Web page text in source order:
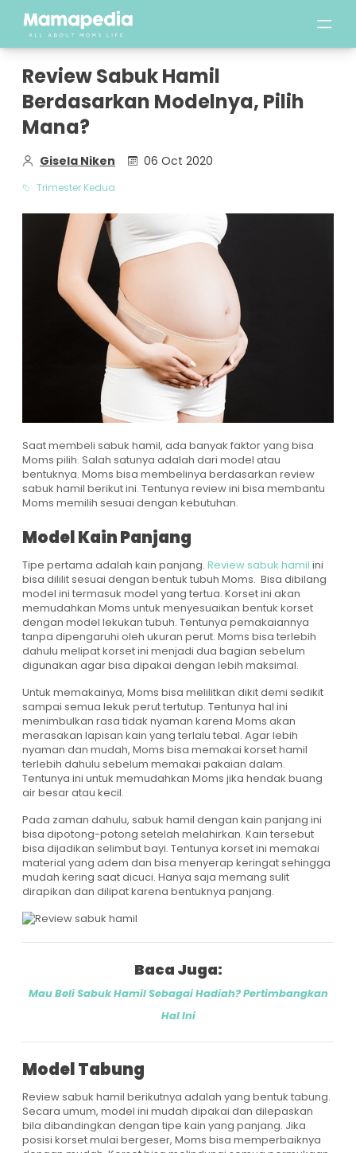
Review Sabuk Hamil
Berdasarkan Modelnya, Pilih
Mana?
Gisela Niken 06 Oct 2020
Trimester Kedua
Saat membeli sabuk hamil, ada banyak faktor yang bisa
Moms pilih. Salah satunya adalah dari model atau
bentuknya. Moms bisa membelinya berdasarkan review
sabuk hamil berikut ini. Tentunya review ini bisa membantu
Moms memilih sesuai dengan kebutuhan.
Model Kain Panjang
Tipe pertama adalah kain panjang. Review sabuk hamil ini
bisa dililit sesuai dengan bentuk tubuh Moms. Bisa dibilang
model ini termasuk model yang tertua. Korset ini akan
memudahkan Moms untuk menyesuaikan bentuk korset
dengan model lekukan tubuh. Tentunya pemakaiannya
tanpa dipengaruhi oleh ukuran perut. Moms bisa terlebih
dahulu melipat korset ini menjadi dua bagian sebelum
digunakan agar bisa dipakai dengan lebih maksimal.
Untuk memakainya, Moms bisa melilitkan dikit demi sedikit
sampai semua lekuk perut tertutup. Tentunya hal ini
menimbulkan rasa tidak nyaman karena Moms akan
merasakan lapisan kain yang terlalu tebal. Agar lebih
nyaman dan mudah, Moms bisa memakai korset hamil
terlebih dahulu sebelum memakai pakaian dalam.
Tentunya ini untuk memudahkan Moms jika hendak buang
air besar atau kecil.
Pada zaman dahulu, sabuk hamil dengan kain panjang ini
bisa dipotong-potong setelah melahirkan. Kain tersebut
bisa dijadikan selimbut bayi. Tentunya korset ini memakai
material yang adem dan bisa menyerap keringat sehingga
mudah kering saat dicuci. Hanya saja memang sulit
dirapikan dan dilipat karena bentuknya panjang.
Baca Juga:
Mau Beli Sabuk Hamil Sebagai Hadiah? Pertimbangkan
Hal Ini
Model Tabung
Review sabuk hamil berikutnya adalah yang bentuk tabung.
Secara umum, model ini mudah dipakai dan dilepaskan
bila dibandingkan dengan tipe kain yang panjang. Jika
posisi korset mulai bergeser, Moms bisa memperbaiknya